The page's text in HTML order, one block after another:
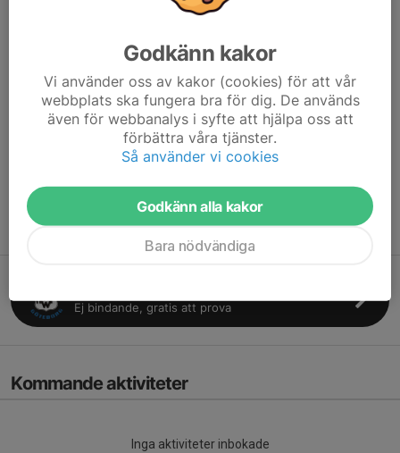
Träningstider säsongen 2025/26 är:
Lördagar 11:00 - 12:00 Lundbyskolan B
Startdatum den 6 september
Söndagar 10:00 - 11:00 Tolered
Startdatum den 7 september
Varmt välkomna!
Ej bindande, gratis att prova
Kommande aktiviteter
Inga aktiviteter inbokade
Godkänn kakor
Vi använder oss av kakor (cookies) för att vår
webbplats ska fungera bra för dig. De används
även för webbanalys i syfte att hjälpa oss att
förbättra våra tjänster.
Så använder vi cookies
Godkänn alla kakor
Bara nödvändiga